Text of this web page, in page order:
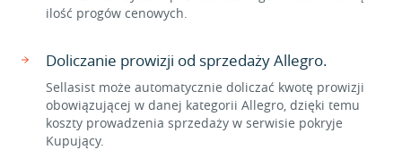
ilość progów cenowych.
Doliczanie prowizji od sprzedaży Allegro.
Sellasist może automatycznie doliczać kwotę prowizji
obowiązującej w danej kategorii Allegro, dzięki temu
koszty prowadzenia sprzedaży w serwisie pokryje
Kupujący.